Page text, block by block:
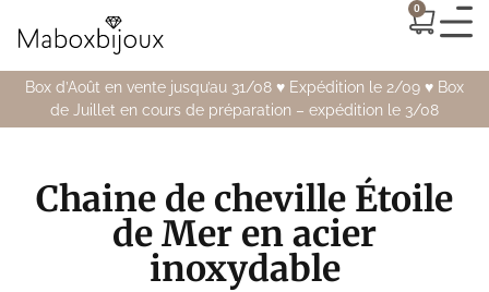
0
Box d’Août en vente jusqu’au 31/08 ♥️ Expédition le 2/09 ♥️ Box
de Juillet en cours de préparation – expédition le 3/08
Chaine de cheville Étoile
de Mer en acier
inoxydable